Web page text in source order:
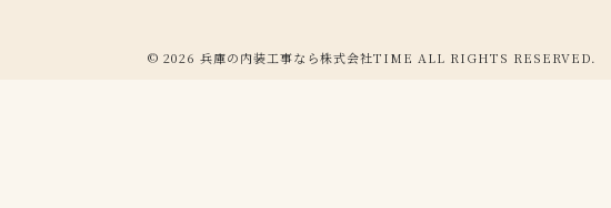
© 2026 兵庫の内装工事なら株式会社TIME ALL RIGHTS RESERVED.